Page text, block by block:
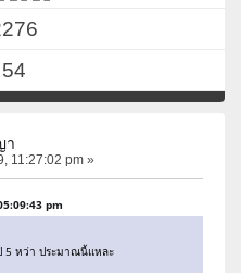
54
า
11:27:02 pm »
pm
5 หว่า ประมาณนี้แหละ